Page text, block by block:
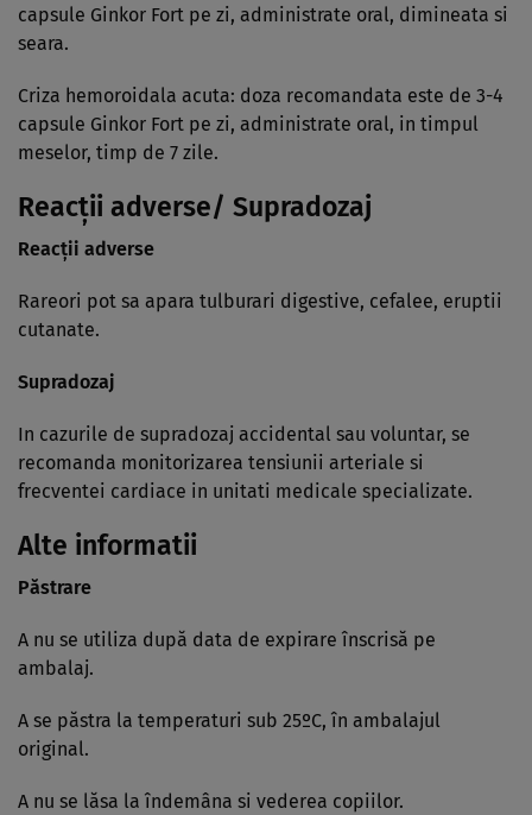
capsule Ginkor Fort pe zi, administrate oral, dimineata si
seara.
Criza hemoroidala acuta: doza recomandata este de 3-4
capsule Ginkor Fort pe zi, administrate oral, in timpul
meselor, timp de 7 zile.
Reacţii adverse/ Supradozaj
Reacţii adverse
Rareori pot sa apara tulburari digestive, cefalee, eruptii
cutanate.
Supradozaj
In cazurile de supradozaj accidental sau voluntar, se
recomanda monitorizarea tensiunii arteriale si
frecventei cardiace in unitati medicale specializate.
Alte informatii
Păstrare
A nu se utiliza după data de expirare înscrisă pe
ambalaj.
A se păstra la temperaturi sub 25ºC, în ambalajul
original.
A nu se lăsa la îndemâna si vederea copiilor.